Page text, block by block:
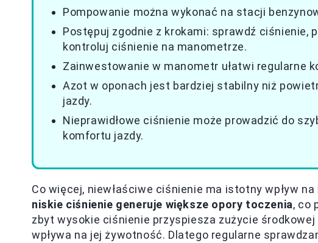
Pompowanie można wykonać na stacji
Postępuj zgodnie z krokami: sprawdź ciśnienie,
kontroluj ciśnienie na manometrze.
Zainwestowanie w manometr ułatwi regularne
Azot w oponach jest bardziej stabilny niż
jazdy.
Nieprawidłowe ciśnienie może prowadzić do
komfortu jazdy.
Co więcej, niewłaściwe ciśnienie ma istotny wpływ
niskie ciśnienie generuje większe opory toczenia, co
zbyt wysokie ciśnienie przyspiesza zużycie
wpływa na jej żywotność. Dlatego regularne